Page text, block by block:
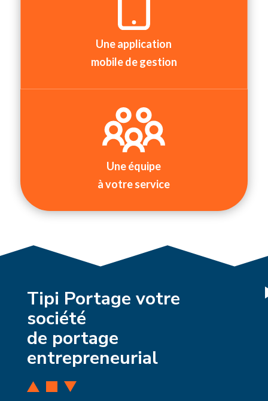
Une application
mobile de gestion
Une équipe
à votre service
Tipi Portage votre
société
de portage
entrepreneurial